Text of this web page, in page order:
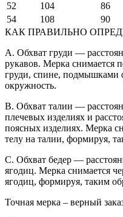
52
104 86
54
108 90
КАК ПРАВИЛЬНО
A. Обхват груди —
рукавов. Мерка снимается
груди, спине, подмышками
окружность.
B. Обхват талии —
плечевых изделиях и
поясных изделиях. Мерка
телу на талии, формируя,
C. Обхват бедер —
ягодиц. Мерка снимается
ягодиц, формируя, таким
Точная мерка – верный